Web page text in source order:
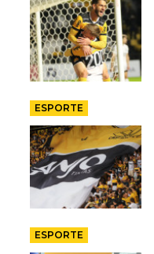
ESPORTE
ESPORTE